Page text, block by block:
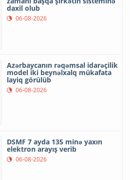
daxil olub
06-08-2026
Azərbaycanın rəqəmsal idarəçilik
model iki beynəlxalq mükafata
layiq görülüb
06-08-2026
DSMF 7 ayda 135 minə yaxın
elektron arayış verib
06-08-2026